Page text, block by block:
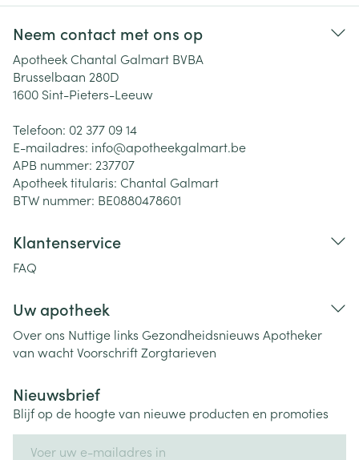
Neem contact met ons op
Apotheek Chantal Galmart BVBA
Brusselbaan 280D
1600 Sint-Pieters-Leeuw
Telefoon: 02 377 09 14
E-mailadres: info@apotheekgalmart.be
APB nummer: 237707
Apotheek titularis: Chantal Galmart
BTW nummer: BE0880478601
Klantenservice
FAQ
Uw apotheek
Over ons Nuttige links Gezondheidsnieuws Apotheker
van wachtVoorschriftZorgtarieven
Nieuwsbrief
Blijf op de hoogte van nieuwe producten en promoties